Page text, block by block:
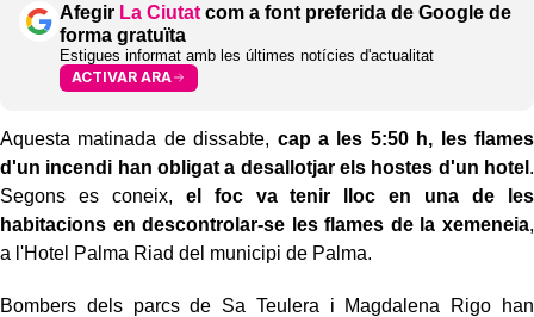
Afegir La Ciutat com a font preferida de Google de
forma gratuïta
Estigues informat amb les últimes notícies d'actualitat
ACTIVAR ARA
Aquesta matinada de dissabte, cap a les 5:50 h, les flames
d'un incendi han obligat a desallotjar els hostes d'un hotel .
Segons es coneix, el foc va tenir lloc en una de les
habitacions en descontrolar-se les flames de la xemeneia,
a l'Hotel Palma Riad del municipi de Palma.
Bombers dels parcs de Sa Teulera i Magdalena Rigo han